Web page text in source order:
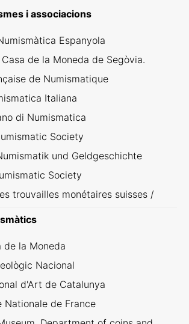
i associacions
Espanyola
de la Moneda de Segòvia.
de Numismatique
Italiana
di Numismatica
Society
und Geldgeschichte
Society
trouvailles monétaires suisses /
de la Moneda
Nacional
d'Art de Catalunya
Nationale de France